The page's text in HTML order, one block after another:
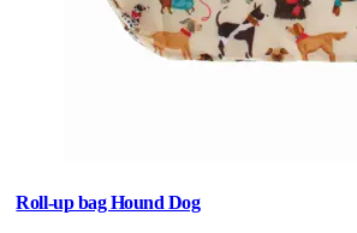
Roll-up bag Hound Dog